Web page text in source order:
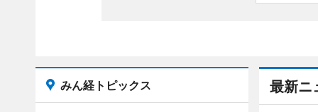
最新ニ
みん経トピックス